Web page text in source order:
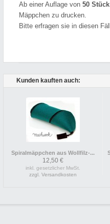
Ab einer Auflage von 50 Stück
Mäppchen zu drucken.
Bitte erfragen sie in diesen
Kunden kauften auch:
Spiralmäppchen aus Wollfilz-...
12,50 €
inkl. gesetzlicher MwSt.
zzgl. Versandkosten